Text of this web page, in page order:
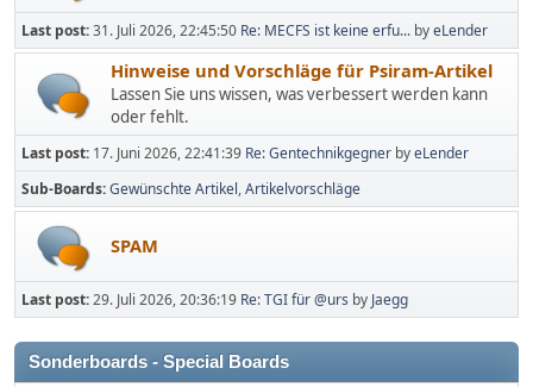
Last post:31. Juli 2026, 22:45:50 Re: MECFS ist keine erfu... byeLender
Hinweise und Vorschläge für Psiram-Artikel
Lassen Sie uns wissen, was verbessert werden kann
oder fehlt.
Last post: 17. Juni 2026, 22:41:39 Re: Gentechnikgegner byeLender
Sub-Boards Gewünschte Artikel Artikelvorschläge
SPAM
Last post:29. Juli 2026, 20:36:19 Re: TGI für @urs by Jaegg
Sonderboards - Special Boards